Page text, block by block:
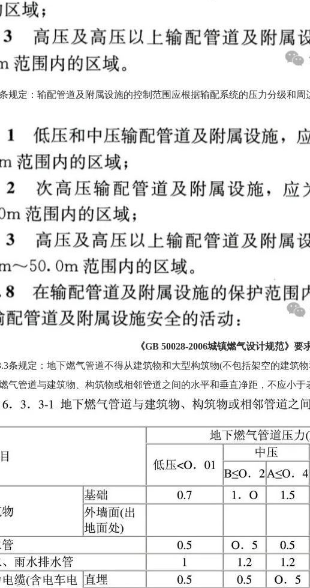
：输配管道及附属设施的控制范围应根据输配系统的压力分级和周
《GB 50028-2006城镇燃气设计规范》要
定：地下燃气管道不得从建筑物和大型构筑物(不包括架空的建筑物
道与建筑物、构筑物或相邻管道之间的水平和垂直净距，不应小于表